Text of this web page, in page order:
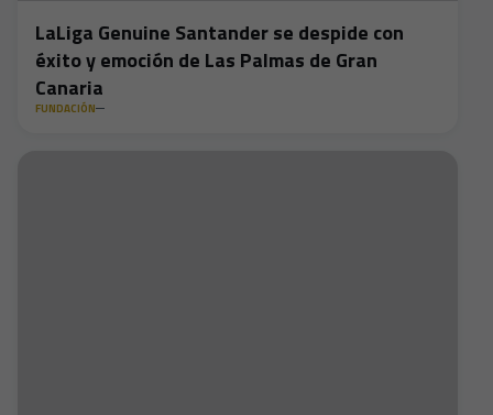
LaLiga Genuine Santander se despide con
éxito y emoción de Las Palmas de Gran
Canaria
FUNDACIÓN